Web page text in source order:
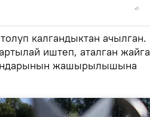
калгандыктан ачылган.
иштеп, аталган жайга
жашырылышына